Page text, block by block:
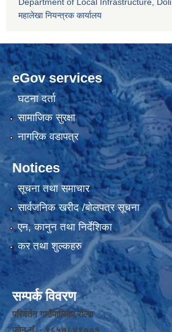
Department of Local Infrastructure, Doli
महालेखा नियन्त्रक कार्यालय
eGov services
घटना दर्ता
सामाजिक सुरक्षा
नागरिक वडापत्र
Notices
सूचना तथा समाचार
सार्वजनिक खरीद /बोलपत्र सूचना
एन, कानुन तथा निर्देशिका
कर तथा शुल्कहरु
सम्पर्क विवरण
परिवर्तन गाउँपालिका,रोल्पा
फोन नंं. - ९८५७८४९००१